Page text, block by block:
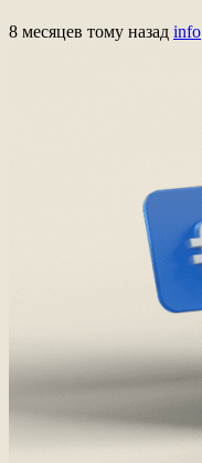
8 месяцев тому назад info